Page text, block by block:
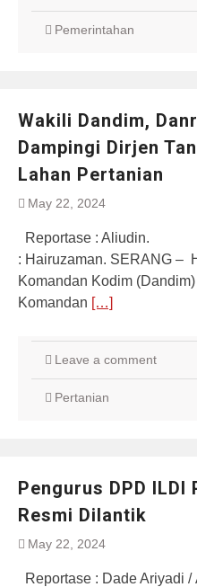
Pemerintahan
Wakili Dandim,
Dampingi Dirjen
Lahan Pertanian
May 22, 2024
Reportase :
: Hairuzaman. SERANG –
Komandan Kodim
Komandan […]
Leave a comment
Pertanian
Pengurus DPD
Resmi Dilantik
May 22, 2024
Reportase : Dade